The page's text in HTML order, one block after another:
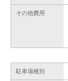
その他費用
駐車場種別